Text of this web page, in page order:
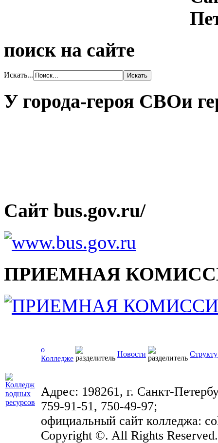
поиск на сайте
Искать...
У города-героя СВОи
Сайт bus.gov.ru/
ПРИЕМНАЯ
о
Колледже
Новости
Адрес: 198261, г. Санкт-
759-91-51, 750-49-97;
официальный сайт колледжа:
Copyright ©. All Rights